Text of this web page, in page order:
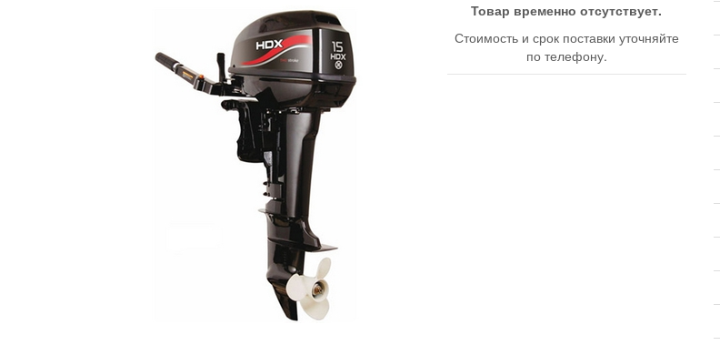
Товар временно отсутствует.
Стоимость и срок поставки уточняйте
по телефону.